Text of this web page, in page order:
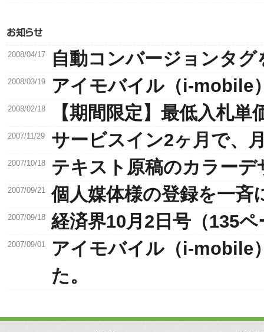
2008/04/17 自動コンバージョンタグ
2008/03/19 アイモバイル（i-mobile
2008/02/18 【期間限定】最低入札
2007/11/29 サービスイン2ヶ月で、
2007/10/18 テキスト原稿のカラー
2007/09/21 個人媒体様の登録を一斉
2007/09/18 経済界10月2日号（135
2007/09/01
アイモバイル（i-mobile
た。